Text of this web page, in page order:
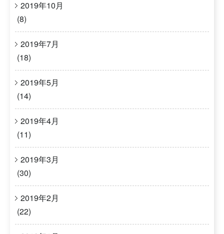
2019年10月
(8)
2019年7月
(18)
2019年5月
(14)
2019年4月
(11)
2019年3月
(30)
2019年2月
(22)